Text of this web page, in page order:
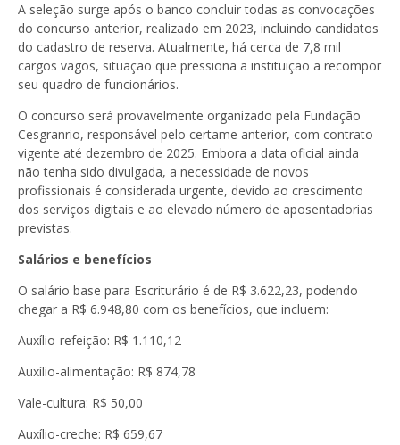
A seleção surge após o banco concluir todas as convocações
do concurso anterior, realizado em 2023, incluindo candidatos
do cadastro de reserva. Atualmente, há cerca de 7,8 mil
cargos vagos, situação que pressiona a instituição a recompor
seu quadro de funcionários.
O concurso será provavelmente organizado pela Fundação
Cesgranrio, responsável pelo certame anterior, com contrato
vigente até dezembro de 2025. Embora a data oficial ainda
não tenha sido divulgada, a necessidade de novos
profissionais é considerada urgente, devido ao crescimento
dos serviços digitais e ao elevado número de aposentadorias
previstas.
Salários e benefícios
O salário base para Escriturário é de R$ 3.622,23, podendo
chegar a R$ 6.948,80 com os benefícios, que incluem:
Auxílio-refeição: R$ 1.110,12
Auxílio-alimentação: R$ 874,78
Vale-cultura: R$ 50,00
Auxílio-creche: R$ 659,67